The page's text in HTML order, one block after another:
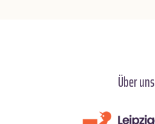
Über uns